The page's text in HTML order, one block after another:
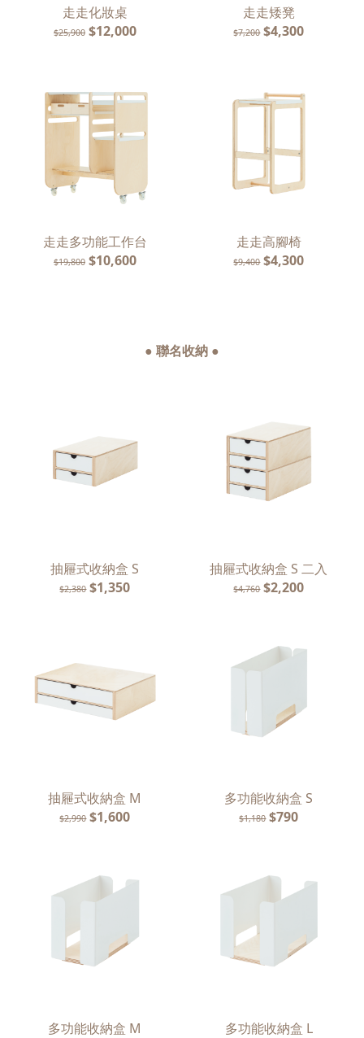
走走化妝桌
$25,900 $12,000
走走矮凳
$7,200 $4,300
走走多功能工作台
$19,800 $10,600
走走高腳椅
$9,400 $4,300
● 聯名收納 ●
抽屜式收納盒 S
$2,380 $1,350
抽屜式收納盒 S 二入
$4,760 $2,200
抽屜式收納盒 M
$2,990 $1,600
多功能收納盒 S
$1,180 $790
多功能收納盒 M
多功能收納盒 L